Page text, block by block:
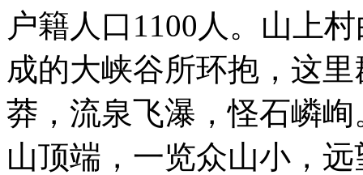
户籍人口1100人。山上
成的大峡谷所环抱，这
莽，流泉飞瀑，怪石嶙
山顶端，一览众山小，